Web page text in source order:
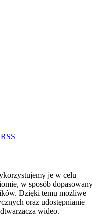
RSS
je w celu
w sposób dopasowany
Dzięki temu możliwe
oraz udostępnianie
wideo.